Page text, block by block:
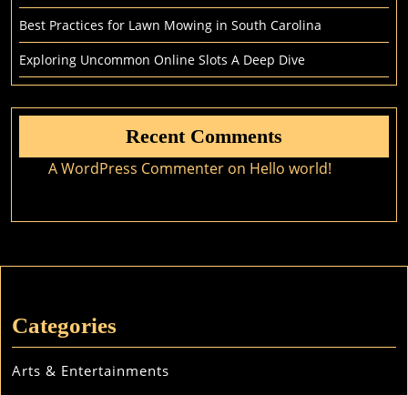
Best Practices for Lawn Mowing in South Carolina
Exploring Uncommon Online Slots A Deep Dive
Recent Comments
A WordPress Commenter on Hello world!
Categories
Arts & Entertainments